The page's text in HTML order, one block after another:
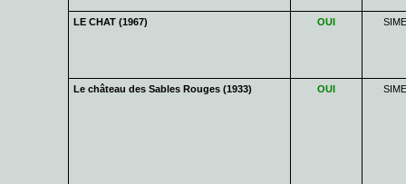
LE CHAT (1967) OUI
Le château des Sables Rouges (1933) OUI